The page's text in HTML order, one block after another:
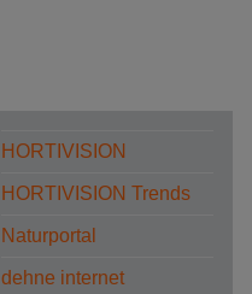
HORTIVISION
HORTIVISION Trends
Naturportal
dehne internet